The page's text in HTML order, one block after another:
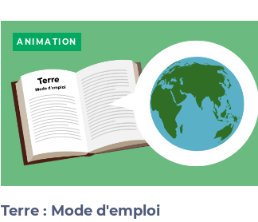
ANIMATION
Terre : Mode d'emploi